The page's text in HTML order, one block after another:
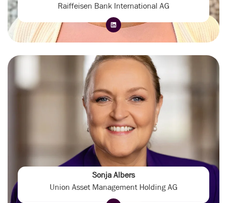
Raiffeisen Bank International AG
Sonja Albers
Union Asset Management Holding AG